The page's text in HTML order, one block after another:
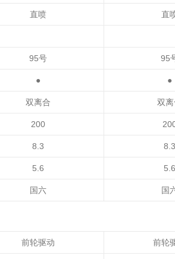
直喷 直
95号 95
● ●
双离合 双离
200
8.3 8.3
5.6 5.6
国六 国
前轮驱动 前轮